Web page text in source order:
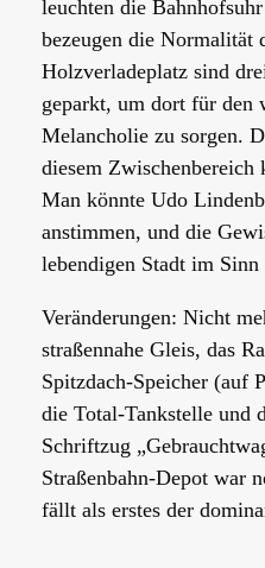
leuchten die
bezeugen die Normalität
Holzverladeplatz sind
geparkt, um dort für den
Melancholie zu sorgen.
diesem Zwischenbereich
Man könnte Udo
anstimmen, und die
lebendigen Stadt im Sinn
Veränderungen: Nicht
straßennahe Gleis, das
Spitzdach-Speicher (auf
die Total-Tankstelle und
Schriftzug
Straßenbahn-Depot war
fällt als erstes der